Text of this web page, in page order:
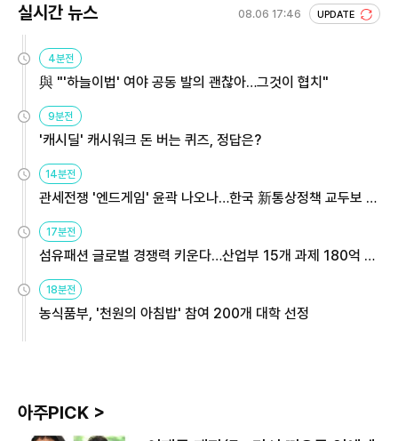
실시간 뉴스 08.06 17:46 UPDATE
4분전
與 "'하늘이법' 여야 공동 발의 괜찮아…그것이 협치"
9분전
'캐시딜' 캐시워크 돈 버는 퀴즈, 정답은?
14분전
관세전쟁 '엔드게임' 윤곽 나오나…한국 新통상정책 교두보 활
용해야
17분전
섬유패션 글로벌 경쟁력 키운다…산업부 15개 과제 180억 지
원
18분전
농식품부, '천원의 아침밥' 참여 200개 대학 선정
아주PICK >